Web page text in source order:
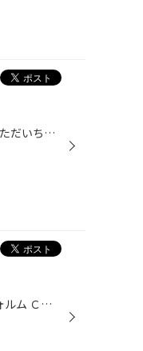
こんにちは！男・山田です！！ 先日ッ！！ ご常連さんから 《 鯨赤肉 》 をいただいちゃいましたッ！！(￣ー￣)v なんと！１０月４日の当ブログ 『 ク・ジ・ラ☆☆ 』 を見ていただいたようで 、 『 コレも旨いから食ってみ？？ 』 っと買ってきてくれました☆(^^)v いやぁ～幸せですぅ～♪ Ｉさん、本...
こんにちは！男・山田です！！ 本日はッ！！ 《 HONDA ヴェゼル × エコフォルム ＣＲＳ－１２ 》 ホイール交換からスタートです♪♪(^o^)/ 『 純正のホイールはなんか重たく感じるんだよなぁ・・・。』 っとお客様がおっしゃっていたので、 “ 軽さがウリ ” のエコフォルムに 明るめカラーの 《 シルバ...